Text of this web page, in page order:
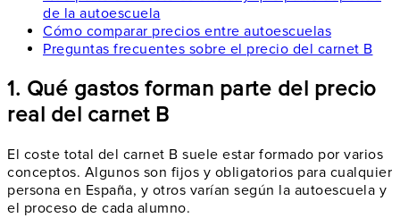
de la autoescuela
Cómo comparar precios entre autoescuelas
Preguntas frecuentes sobre el precio del carnet B
1. Qué gastos forman parte del precio
real del carnet B
El coste total del carnet B suele estar formado por varios
conceptos. Algunos son fijos y obligatorios para cualquier
persona en España, y otros varían según la autoescuela y
el proceso de cada alumno.